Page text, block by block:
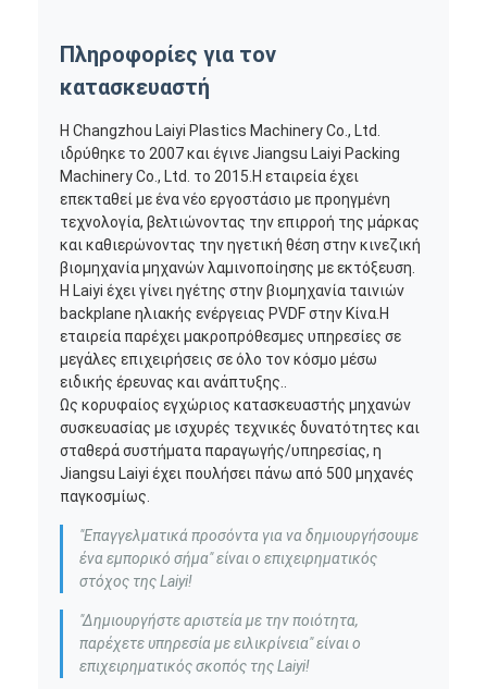
Πληροφορίες για τον
κατασκευαστή
Η Changzhou Laiyi Plastics Machinery Co., Ltd.
ιδρύθηκε το 2007 και έγινε Jiangsu Laiyi Packing
Machinery Co., Ltd. το 2015.Η εταιρεία έχει
επεκταθεί με ένα νέο εργοστάσιο με προηγμένη
τεχνολογία, βελτιώνοντας την επιρροή της μάρκας
και καθιερώνοντας την ηγετική θέση στην κινεζική
βιομηχανία μηχανών λαμινοποίησης με εκτόξευση.
Η Laiyi έχει γίνει ηγέτης στην βιομηχανία ταινιών
backplane ηλιακής ενέργειας PVDF στην Κίνα.Η
εταιρεία παρέχει μακροπρόθεσμες υπηρεσίες σε
μεγάλες επιχειρήσεις σε όλο τον κόσμο μέσω
ειδικής έρευνας και ανάπτυξης..
Ως κορυφαίος εγχώριος κατασκευαστής μηχανών
συσκευασίας με ισχυρές τεχνικές δυνατότητες και
σταθερά συστήματα παραγωγής/υπηρεσίας, η
Jiangsu Laiyi έχει πουλήσει πάνω από 500 μηχανές
παγκοσμίως.
"Επαγγελματικά προσόντα για να δημιουργήσουμε
ένα εμπορικό σήμα" είναι ο επιχειρηματικός
στόχος της Laiyi!
"Δημιουργήστε αριστεία με την ποιότητα,
παρέχετε υπηρεσία με ειλικρίνεια" είναι ο
επιχειρηματικός σκοπός της Laiyi!